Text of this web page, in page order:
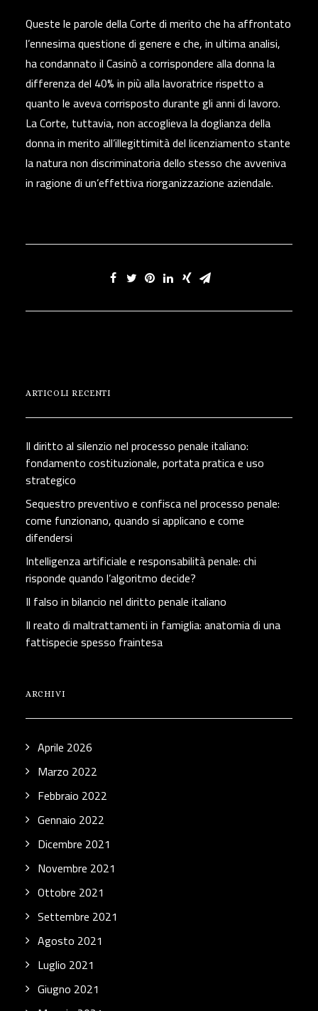
Queste le parole della Corte di merito che ha affrontato
l’ennesima questione di genere e che, in ultima analisi,
ha condannato il Casinò a corrispondere alla donna la
differenza del 40% in più alla lavoratrice rispetto a
quanto le aveva corrisposto durante gli anni di lavoro.
La Corte, tuttavia, non accoglieva la doglianza della
donna in merito all’illegittimità del licenziamento stante
la natura non discriminatoria dello stesso che avveniva
in ragione di un’effettiva riorganizzazione aziendale.
ARTICOLI RECENTI
Il diritto al silenzio nel processo penale italiano:
fondamento costituzionale, portata pratica e uso
strategico
Sequestro preventivo e confisca nel processo penale:
come funzionano, quando si applicano e come
difendersi
Intelligenza artificiale e responsabilità penale: chi
risponde quando l’algoritmo decide?
Il falso in bilancio nel diritto penale italiano
Il reato di maltrattamenti in famiglia: anatomia di una
fattispecie spesso fraintesa
ARCHIVI
Aprile 2026
Marzo 2022
Febbraio 2022
Gennaio 2022
Dicembre 2021
Novembre 2021
Ottobre 2021
Settembre 2021
Agosto 2021
Luglio 2021
Giugno 2021